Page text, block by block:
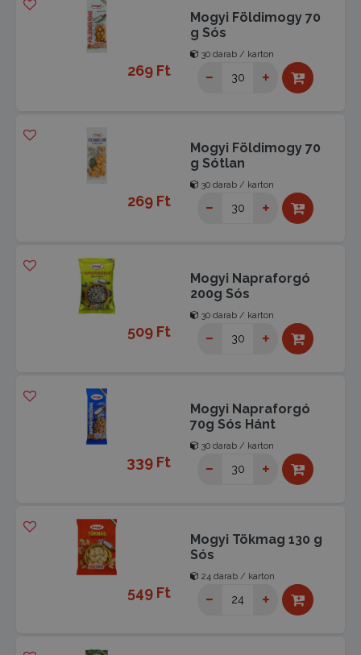
Mogyi Földimogy 70
g Sós
30 darab / karton
269 Ft
Mogyi Földimogy 70
g Sótlan
30 darab / karton
269 Ft
Mogyi Napraforgó
200g Sós
30 darab / karton
509 Ft
Mogyi Napraforgó
70g Sós Hánt
30 darab / karton
339 Ft
Mogyi Tökmag 130 g
Sós
24 darab / karton
549 Ft